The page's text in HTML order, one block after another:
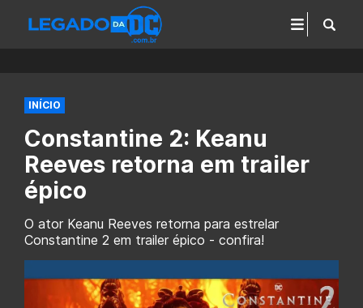
INÍCIO
Constantine 2: Keanu
Reeves retorna em trailer
épico
O ator Keanu Reeves retorna para estrelar
Constantine 2 em trailer épico - confira!